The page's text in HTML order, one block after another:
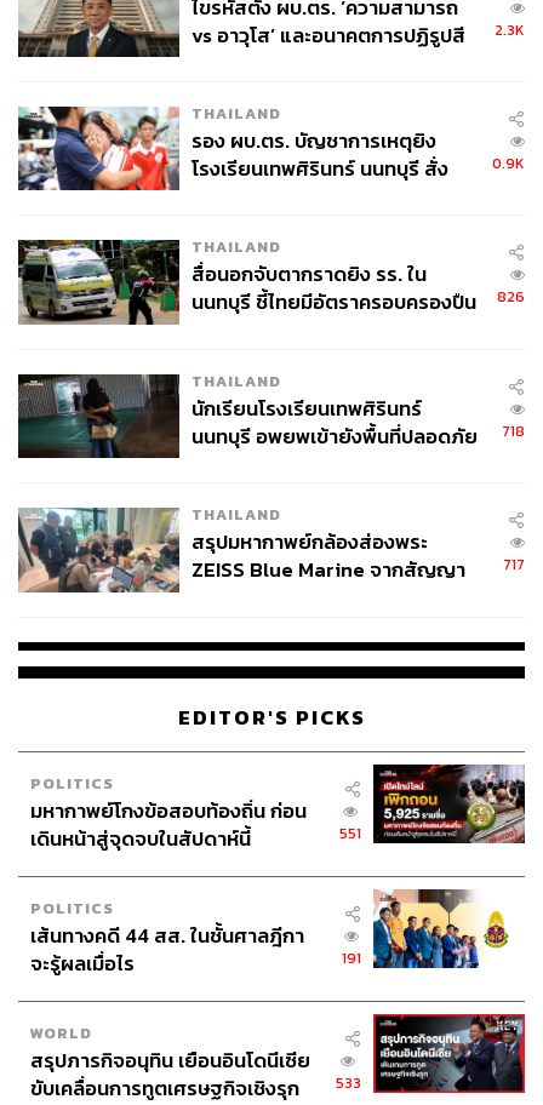
ไขรหัสตั้ง ผบ.ตร. ‘ความสามารถ
vs อาวุโส’ และอนาคตการปฏิรูปสี
2.3K
THAILAND
รอง ผบ.ตร. บัญชาการเหตุยิง
โรงเรียนเทพศิรินทร์ นนทบุรี สั่ง
0.9K
THAILAND
สื่อนอกจับตากราดยิง รร. ใน
นนทบุรี ชี้ไทยมีอัตราครอบครองปืน
826
THAILAND
นักเรียนโรงเรียนเทพศิรินทร์
นนทบุรี อพยพเข้ายังพื้นที่ปลอดภัย
718
THAILAND
สรุปมหากาพย์กล้องส่องพระ
ZEISS Blue Marine จากสัญญา
จ่ายหนี้-แอบระบุแบรนด์
717
EDITOR'S PICKS
POLITICS
มหากาพย์โกงข้อสอบท้องถิ่น ก่อน
เดินหน้าสู่จุดจบในสัปดาห์นี้
551
POLITICS
เส้นทางคดี 44 สส. ในชั้นศาลฎีกา
จะรู้ผลเมื่อไร
191
WORLD
สรุปภารกิจอนุทิน เยือนอินโดนีเซีย
ขับเคลื่อนการทูตเศรษฐกิจเชิงรุก
533